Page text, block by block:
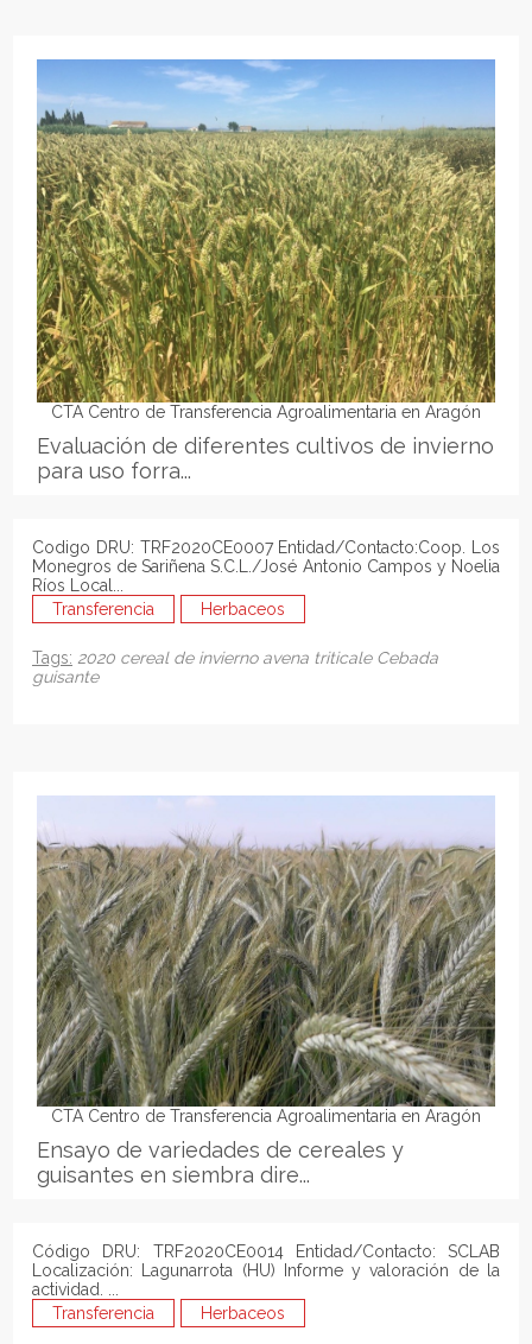
CTA Centro de Transferencia Agroalimentaria en Aragón
Evaluación de diferentes cultivos de invierno
para uso forra...
Codigo DRU: TRF2020CE0007 Entidad/Contacto:Coop. Los
Monegros de Sariñena S.C.L./José Antonio Campos y Noelia
Ríos Local...
Transferencia
Herbaceos
Tags: 2020 cereal de invierno avena triticale Cebada
guisante
CTA Centro de Transferencia Agroalimentaria en Aragón
Ensayo de variedades de cereales y
guisantes en siembra dire...
Código DRU: TRF2020CE0014 Entidad/Contacto: SCLAB
Localización: Lagunarrota (HU) Informe y valoración de la
Transferencia
Herbaceos